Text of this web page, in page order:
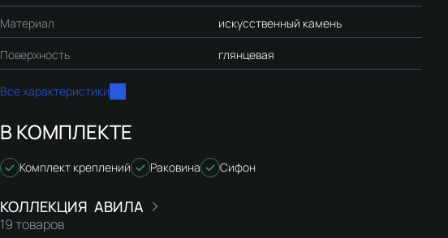
Материал искусственный камень
Поверхность глянцевая
Все характеристики
В КОМПЛЕКТЕ
Комплект креплений Раковина Сифон
АВИЛА
19 товаров